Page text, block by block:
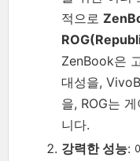
적으로
ZenBook은
대성을,
을, ROG는
니다.
강력한 성능: